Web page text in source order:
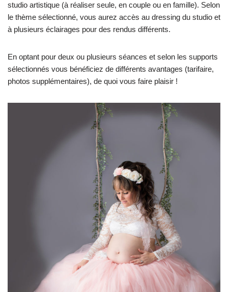
studio artistique (à réaliser seule, en couple ou en famille). Selon
le thème sélectionné, vous aurez accès au dressing du studio et
à plusieurs éclairages pour des rendus différents.
En optant pour deux ou plusieurs séances et selon les supports
sélectionnés vous bénéficiez de différents avantages (tarifaire,
photos supplémentaires), de quoi vous faire plaisir !